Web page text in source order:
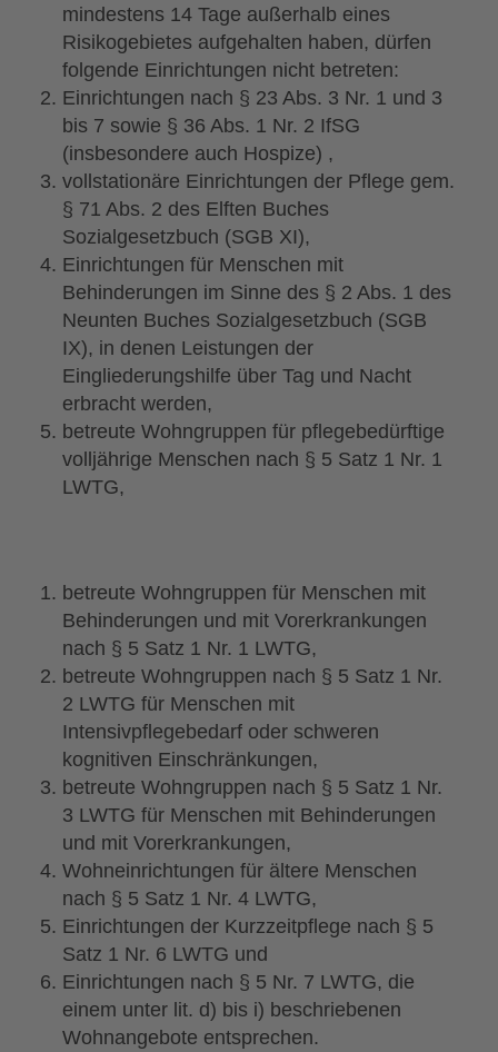
mindestens 14 Tage außerhalb eines
Risikogebietes aufgehalten haben, dürfen
folgende Einrichtungen nicht betreten:
Einrichtungen nach § 23 Abs. 3 Nr. 1 und 3
bis 7 sowie § 36 Abs. 1 Nr. 2 IfSG
(insbesondere auch Hospize) ,
vollstationäre Einrichtungen der Pflege gem.
§ 71 Abs. 2 des Elften Buches
Sozialgesetzbuch (SGB XI),
Einrichtungen für Menschen mit
Behinderungen im Sinne des § 2 Abs. 1 des
Neunten Buches Sozialgesetzbuch (SGB
IX), in denen Leistungen der
Eingliederungshilfe über Tag und Nacht
erbracht werden,
betreute Wohngruppen für pflegebedürftige
volljährige Menschen nach § 5 Satz 1 Nr. 1
LWTG,
betreute Wohngruppen für Menschen mit
Behinderungen und mit Vorerkrankungen
nach § 5 Satz 1 Nr. 1 LWTG,
betreute Wohngruppen nach § 5 Satz 1 Nr.
2 LWTG für Menschen mit
Intensivpflegebedarf oder schweren
kognitiven Einschränkungen,
betreute Wohngruppen nach § 5 Satz 1 Nr.
3 LWTG für Menschen mit Behinderungen
und mit Vorerkrankungen,
Wohneinrichtungen für ältere Menschen
nach § 5 Satz 1 Nr. 4 LWTG,
Einrichtungen der Kurzzeitpflege nach § 5
Satz 1 Nr. 6 LWTG und
Einrichtungen nach § 5 Nr. 7 LWTG, die
einem unter lit. d) bis i) beschriebenen
Wohnangebote entsprechen.